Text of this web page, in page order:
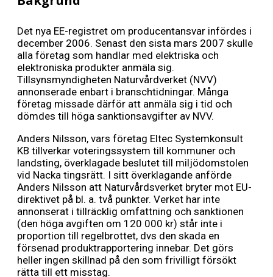
Det nya EE-registret om producentansvar infördes i
december 2006. Senast den sista mars 2007 skulle
alla företag som handlar med elektriska och
elektroniska produkter anmäla sig.
Tillsynsmyndigheten Naturvårdverket (NVV)
annonserade enbart i branschtidningar. Många
företag missade därför att anmäla sig i tid och
dömdes till höga sanktionsavgifter av NVV.
Anders Nilsson, vars företag Eltec Systemkonsult
KB tillverkar voteringssystem till kommuner och
landsting, överklagade beslutet till miljödomstolen
vid Nacka tingsrätt. I sitt överklagande anförde
Anders Nilsson att Naturvårdsverket bryter mot EU-
direktivet på bl. a. två punkter. Verket har inte
annonserat i tillräcklig omfattning och sanktionen
(den höga avgiften om 120 000 kr) står inte i
proportion till regelbrottet, dvs den skada en
försenad produktrapportering innebar. Det görs
heller ingen skillnad på den som frivilligt försökt
rätta till ett misstag.